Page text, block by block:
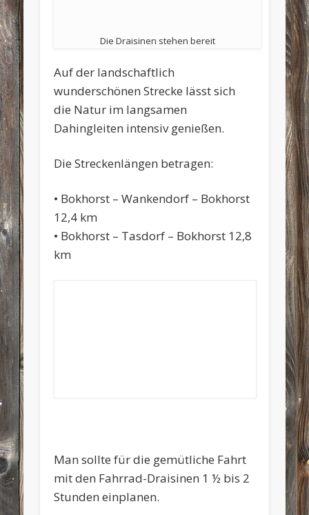
Die Draisinen stehen bereit
Auf der landschaftlich
wunderschönen Strecke lässt sich
die Natur im langsamen
Dahingleiten intensiv genießen.
Die Streckenlängen betragen:
• Bokhorst – Wankendorf – Bokhorst
12,4 km
• Bokhorst – Tasdorf – Bokhorst 12,8
km
Man sollte für die gemütliche Fahrt
mit den Fahrrad-Draisinen 1 ½ bis 2
Stunden einplanen.